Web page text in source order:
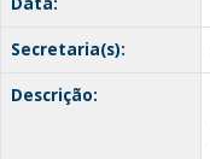
Secretaria(s):
Descrição: